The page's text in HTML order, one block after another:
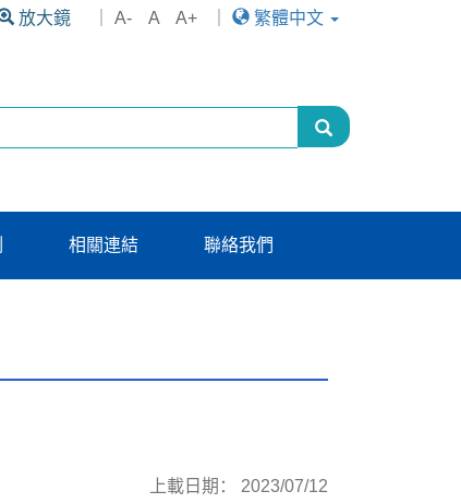
放大鏡 A- A A+ 繁體中文
相關連結 聯絡我們
上載日期： 2023/07/12